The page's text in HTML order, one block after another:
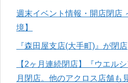
週末イベント情報・開店閉店
境】
『森田屋支店(大手町)』が閉店
【2ヶ月連続閉店】『ウエル
月閉店。他のアクロス店舗も